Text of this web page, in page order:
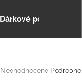
Dárkové poukazy
Průměrné
Neohodnoceno